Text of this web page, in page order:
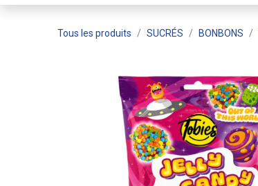
Tous les produits SUCRÉS BONBONS